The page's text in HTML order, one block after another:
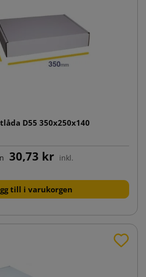
D55 350x250x140
30,73 kr inkl.
till i varukorgen